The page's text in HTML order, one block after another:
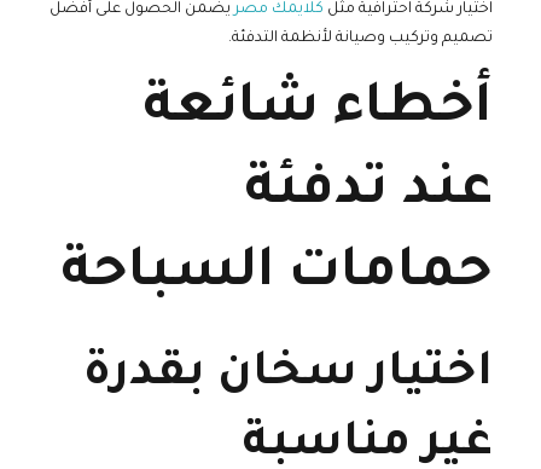
اختيار شركة احترافية مثل كلايمك مصريضمن الحصول على أفضل
تصميم وتركيب وصيانة لأنظمة التدفئة.
أخطاء شائعة
عند تدفئة
حمامات السباحة
اختيار سخان بقدرة
غير مناسبة